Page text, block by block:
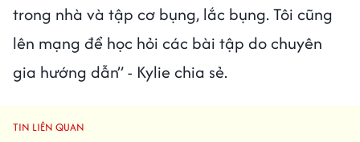
trong nhà và tập cơ bụng, lắc bụng. Tôi cũng
lên mạng để học hỏi các bài tập do chuyên
gia hướng dẫn” - Kylie chia sẻ.
TIN LIÊN QUAN